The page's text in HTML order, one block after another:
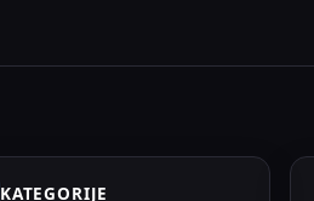
KATEGORIJE